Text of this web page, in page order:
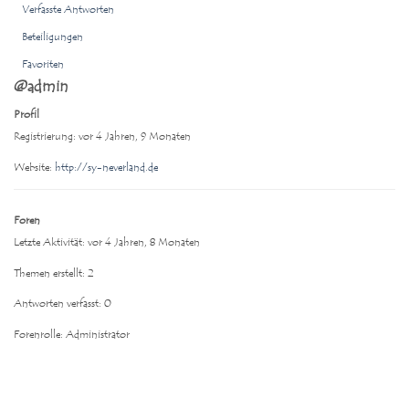
Verfasste Antworten
Beteiligungen
Favoriten
@admin
Profil
Registrierung: vor 4 Jahren, 9 Monaten
Website: http://sy-neverland.de
Foren
Letzte Aktivität: vor 4 Jahren, 8 Monaten
Themen erstellt: 2
Antworten verfasst: 0
Forenrolle: Administrator